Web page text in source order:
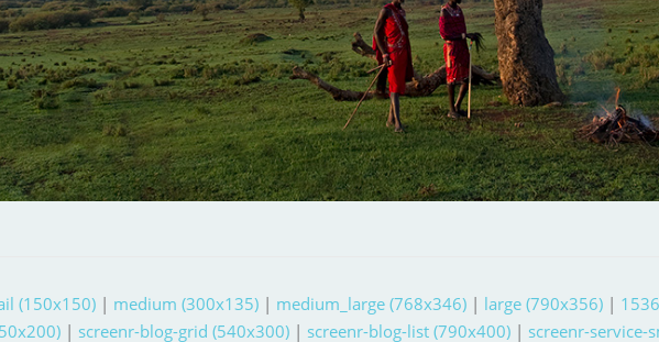
(150x150) | medium (300x135) | medium_large (768x346) | large (790x356) |
| screenr-blog-grid (540x300) | screenr-blog-list (790x400) | screenr-service-